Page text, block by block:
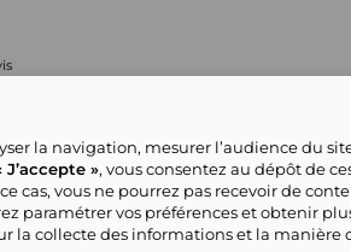
pour vos achats
Gérer mes cookies Conditions
Classement
Tous nos produits
la navigation, mesurer l’audience du
J’accepte », vous consentez au dépôt de
cas, vous ne pourrez pas recevoir de
paramétrer vos préférences et obtenir
la collecte des informations et la